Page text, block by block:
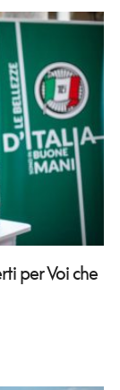
per Voi che